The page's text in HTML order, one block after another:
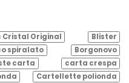
Cristal Original
Blister
spiralato
Borgonovo
carta
carta crespa
Cartellette polionda